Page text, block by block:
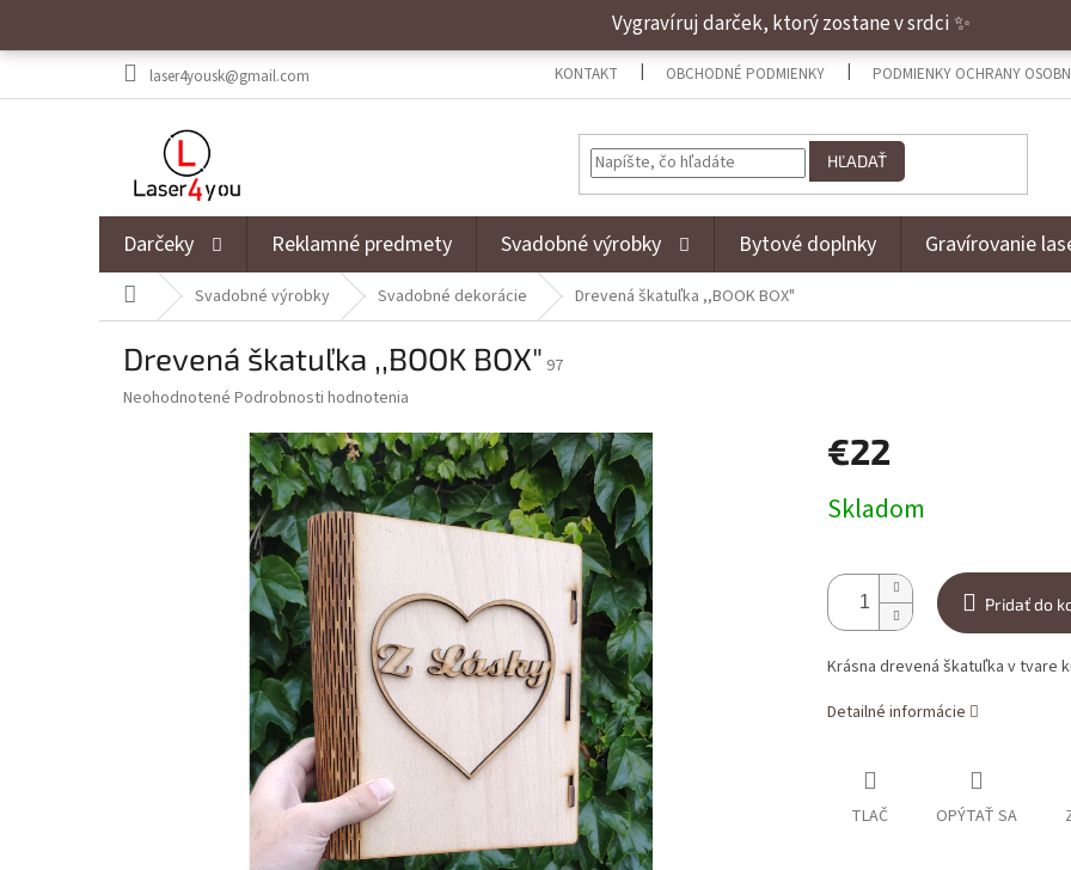
Vygravíruj darček, ktorý zostane v srdci ✨
laser4yousk@gmail.com KONTAKT OBCHODNÉ PODMIENKY PODMIENKY OCHRANY
HĽADAŤ
Darčeky Reklamné predmety Svadobné výrobky Bytové doplnky Gravírovanie
DomovSvadobné výrobky Svadobné dekorácie Drevená škatuľka ,,BOOK BOX"
Drevená škatuľka ,,BOOK BOX" 97
Priemerné hodnotenie produktu je 0,0 z 5 hviezdičiek.
Neohodnotené Podrobnosti hodnotenia
€22
Skladom
Pridať do
Krásna drevená škatuľka v tvare
Detailné informácie
TLAČ OPÝTAŤ SA